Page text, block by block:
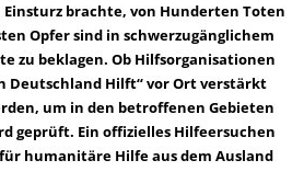
Einsturz brachte, von Hunderten Toten
Opfer sind in schwerzugänglichem
zu beklagen. Ob Hilfsorganisationen
Deutschland Hilft“ vor Ort verstärkt
um in den betroffenen Gebieten
geprüft. Ein offizielles Hilfeersuchen
humanitäre Hilfe aus dem Ausland